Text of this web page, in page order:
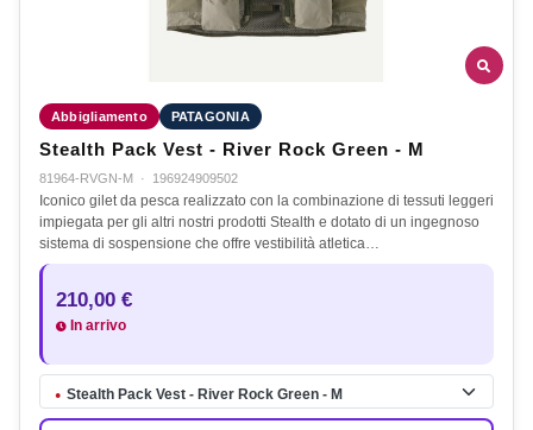
Abbigliamento PATAGONIA
Stealth Pack Vest - River Rock Green - M
81964-RVGN-M · 196924909502
Iconico gilet da pesca realizzato con la combinazione di tessuti leggeri
impiegata per gli altri nostri prodotti Stealth e dotato di un ingegnoso
sistema di sospensione che offre vestibilità atletica…
210,00 €
In arrivo
● Stealth Pack Vest - River Rock Green - M